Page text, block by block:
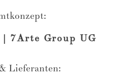
| 7Arte Group UG
Lieferanten: